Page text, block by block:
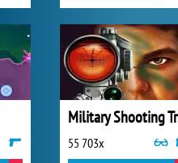
55 703x